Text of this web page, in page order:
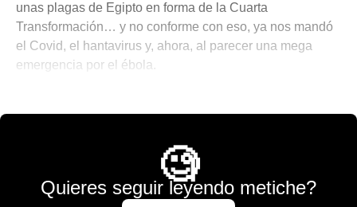
unas plagas de Egipto en forma de la Cuarta
Transformación… y no conforme con eso, ya nos mandó
el Covid, el hantavirus y, ahora, al parecer una mega
emergencia por el ébola.
🧐
Quieres seguir leyendo metiche?